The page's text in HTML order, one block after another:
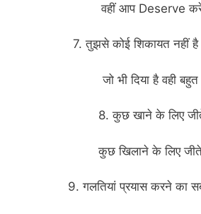
वहीं आप Deserve
7. तुझसे कोई शिकायत नहीं है
जो भी दिया है वही
8. कुछ खाने के लिए
कुछ खिलाने के लिए
9. गलतियां प्रयास करने का